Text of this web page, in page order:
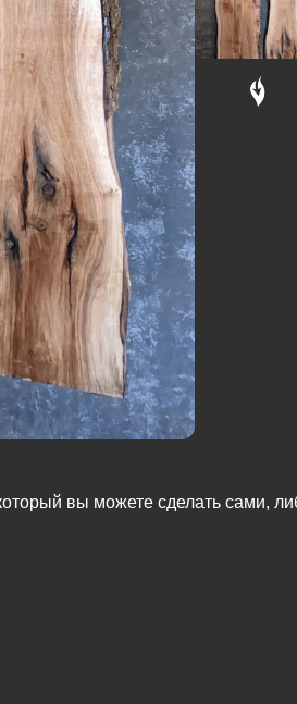
вы можете сделать сами,